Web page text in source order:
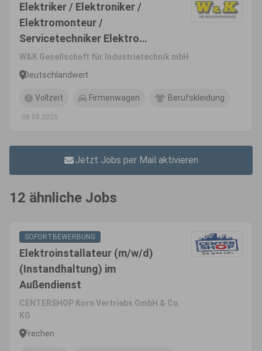
Elektriker / Elektroniker /
Elektromonteur /
Servicetechniker Elektro
(m/w/d)
W&K Gesellschaft für Industrietechnik mbH
Deutschlandweit
Vollzeit Firmenwagen Berufskleidung
08.08.2026
Jetzt Jobs per Mail aktivieren
12 ähnliche Jobs
SOFORTBEWERBUNG
Elektroinstallateur (m/w/d)
(Instandhaltung) im
Außendienst
CENTERSHOP Korn Vertriebs GmbH & Co.
KG
Frechen